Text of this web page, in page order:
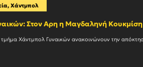
, Χάντμπολ
Στον Αρη η Μαγδαληνή Κουκμίση